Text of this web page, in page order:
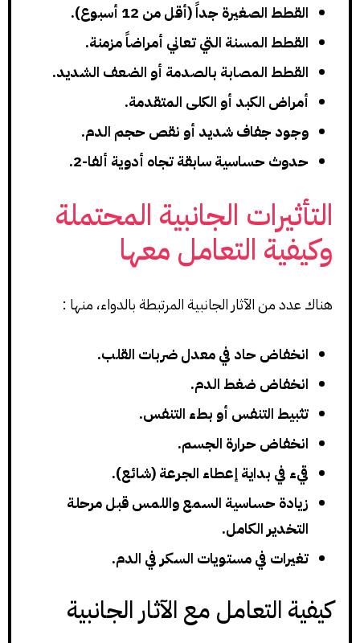
القطط الصغيرة جداً (أقل من 12 أسبوع).
القطط المسنة التي تعاني أمراضاً مزمنة.
القطط المصابة بالصدمة أو الضعف الشديد.
أمراض الكبد أو الكلى المتقدمة.
وجود جفاف شديد أو نقص حجم الدم.
حدوث حساسية سابقة تجاه أدوية ألفا-2.
التأثيرات الجانبية المحتملة
وكيفية التعامل معها
هناك عدد من الآثار الجانبية المرتبطة بالدواء، منها :
انخفاض حاد في معدل ضربات القلب.
انخفاض ضغط الدم.
تثبيط التنفس أو بطء التنفس.
انخفاض حرارة الجسم.
قيء في بداية إعطاء الجرعة (شائع).
زيادة حساسية السمع واللمس قبل مرحلة
التخدير الكامل.
تغيرات في مستويات السكر في الدم.
كيفية التعامل مع الآثار الجانبية